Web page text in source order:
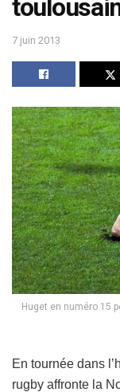
7 juin 2013
Huget en numéro 15
En tournée dans
rugby affronte la